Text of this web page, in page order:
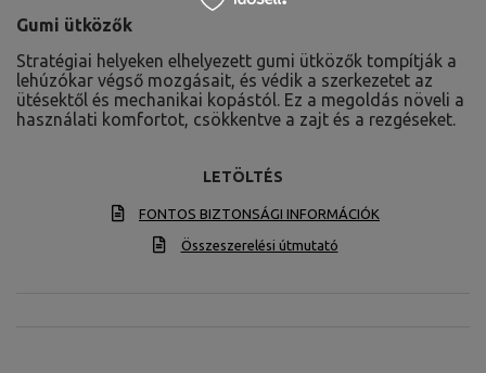
Gumi ütközők
Stratégiai helyeken elhelyezett gumi ütközők tompítják a
lehúzókar végső mozgásait, és védik a szerkezetet az
ütésektől és mechanikai kopástól. Ez a megoldás növeli a
használati komfortot, csökkentve a zajt és a rezgéseket.
LETÖLTÉS
FONTOS BIZTONSÁGI INFORMÁCIÓK
Összeszerelési útmutató